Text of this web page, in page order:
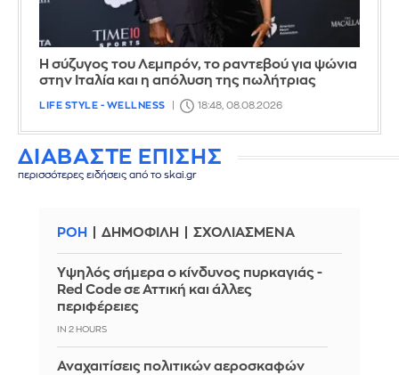
Η σύζυγος του Λεμπρόν, το ραντεβού για ψώνια
στην Ιταλία και η απόλυση της πωλήτριας
LIFE STYLE - WELLNESS 18:48, 08.08.2026
ΔΙΑΒΑΣΤΕ ΕΠΙΣΗΣ
περισσότερες ειδήσεις από το skai.gr
ΡΟΗ ΔΗΜΟΦΙΛΗ ΣΧΟΛΙΑΣΜΕΝΑ
Υψηλός σήμερα ο κίνδυνος πυρκαγιάς -
Red Code σε Αττική και άλλες
περιφέρειες
IN 2 HOURS
Αναχαιτίσεις πολιτικών αεροσκαφών